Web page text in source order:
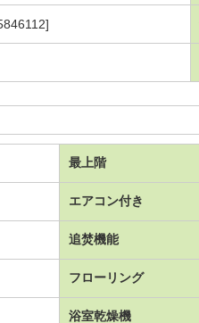
最上階
エアコン付き
追焚機能
フローリング
浴室乾燥機